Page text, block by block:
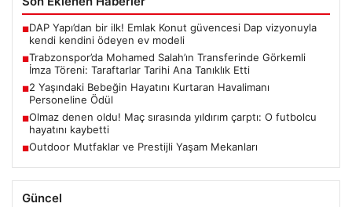
■DAP Yapı’dan bir ilk! Emlak Konut güvencesi Dap vizyonuyla
kendi kendini ödeyen ev modeli
■Trabzonspor’da Mohamed Salah’ın Transferinde Görkemli
İmza Töreni: Taraftarlar Tarihi Ana Tanıklık Etti
■2 Yaşındaki Bebeğin Hayatını Kurtaran Havalimanı
Personeline Ödül
■Olmaz denen oldu! Maç sırasında yıldırım çarptı: O futbolcu
hayatını kaybetti
■Outdoor Mutfaklar ve Prestijli Yaşam Mekanları
Güncel